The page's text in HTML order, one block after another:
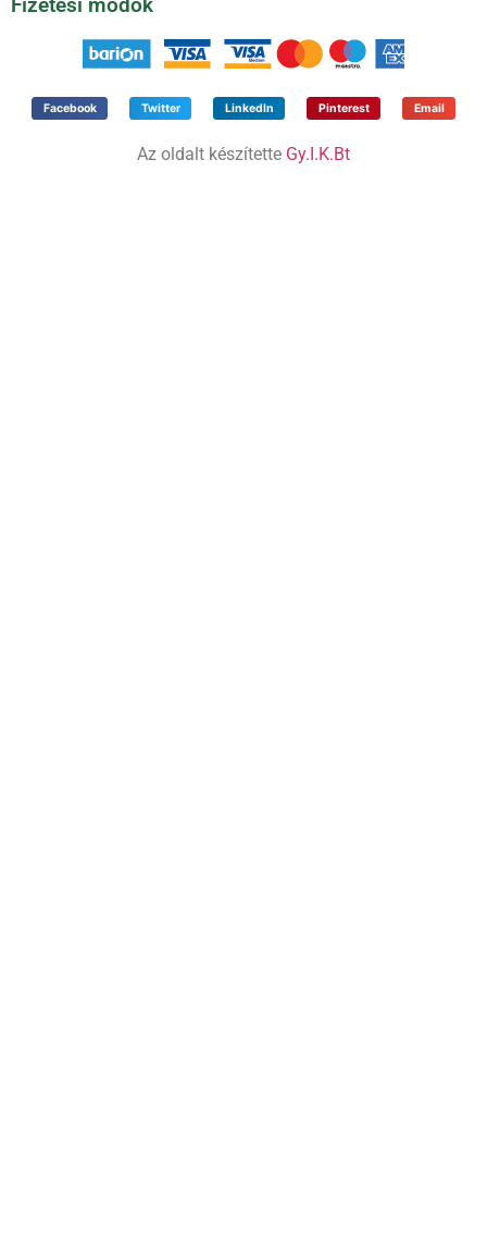
Fizetési módok
Facebook Twitter LinkedIn Pinterest Email
Az oldalt készítette Gy.I.K.Bt